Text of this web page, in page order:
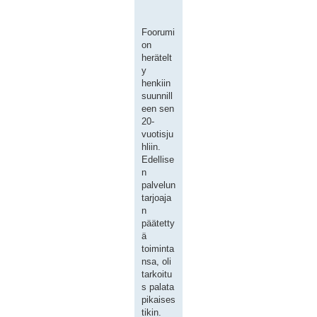
Foorumi
on
herätelt
y
henkiin
suunnill
een sen
20-
vuotisju
hliin.
Edellise
n
palvelun
tarjoaja
n
päätetty
ä
toiminta
nsa, oli
tarkoitu
s palata
pikaises
tikin.